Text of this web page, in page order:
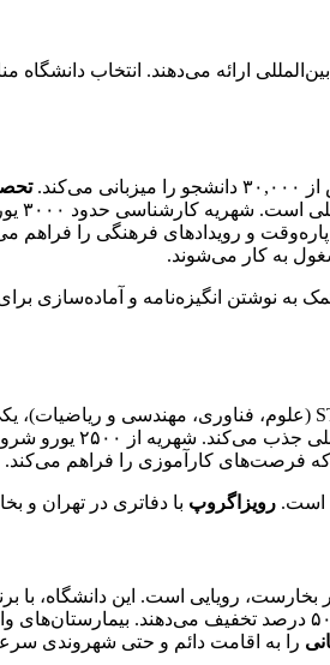
و رویدادهای فرهنگی را فراهم
به نوشتن انگیزه‌نامه و آماده‌سازی
است. رویزاگروپ با دفاتری در تهران و
مدرکی معتبر از اتحادیه اروپا ارائه می‌دهد. شهریه حدود ۷۵۰۰ یورو است، اما
را به اقامت دائم و حتی شهروندی